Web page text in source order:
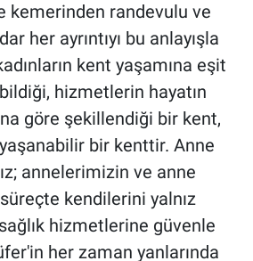
kemerinden randevulu ve
her ayrıntıyı bu anlayışla
kent yaşamına eşit
hizmetlerin hayatın
göre şekillendiği bir kent,
bir kenttir. Anne
annelerimizin ve anne
süreçte kendilerini yalnız
hizmetlerine güvenle
her zaman yanlarında